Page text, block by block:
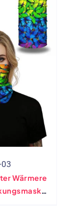
03
Wärmere